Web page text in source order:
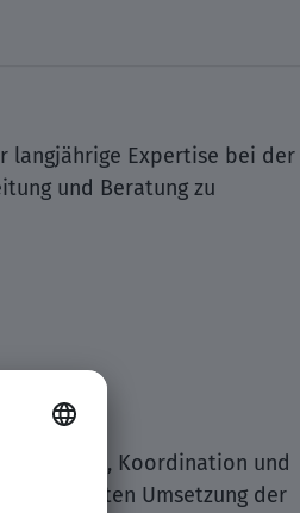
langjährige Expertise bei der
und Beratung zu
Planung, Koordination und
Umsetzung der